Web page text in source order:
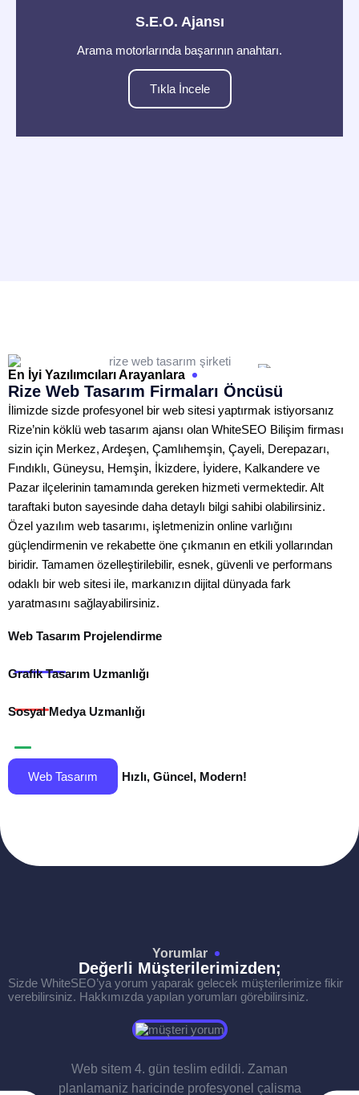
S.E.O. Ajansı
Arama motorlarında başarının anahtarı.
Tıkla İncele
En İyi Yazılımcıları Arayanlara
Rize Web Tasarım Firmaları Öncüsü
İlimizde sizde profesyonel bir web sitesi yaptırmak istiyorsanız
Rize’nin köklü web tasarım ajansı olan WhiteSEO Bilişim firması
sizin için Merkez, Ardeşen, Çamlıhemşin, Çayeli, Derepazarı,
Fındıklı, Güneysu, Hemşin, İkizdere, İyidere, Kalkandere ve
Pazar ilçelerinin tamamında gereken hizmeti vermektedir. Alt
taraftaki buton sayesinde daha detaylı bilgi sahibi olabilirsiniz.
Özel yazılım web tasarımı, işletmenizin online varlığını
güçlendirmenin ve rekabette öne çıkmanın en etkili yollarından
biridir. Tamamen özelleştirilebilir, esnek, güvenli ve performans
odaklı bir web sitesi ile, markanızın dijital dünyada fark
yaratmasını sağlayabilirsiniz.
Web Tasarım Projelendirme
Grafik Tasarım Uzmanlığı
Sosyal Medya Uzmanlığı
Web Tasarım Hızlı, Güncel, Modern!
Yorumlar
Değerli Müşterilerimizden;
Sizde WhiteSEO’ya yorum yaparak gelecek müşterilerimize fikir
verebilirsiniz. Hakkımızda yapılan yorumları görebilirsiniz.
Web sitem 4. gün teslim edildi. Zaman
planlamaniz haricinde profesyonel çalisma